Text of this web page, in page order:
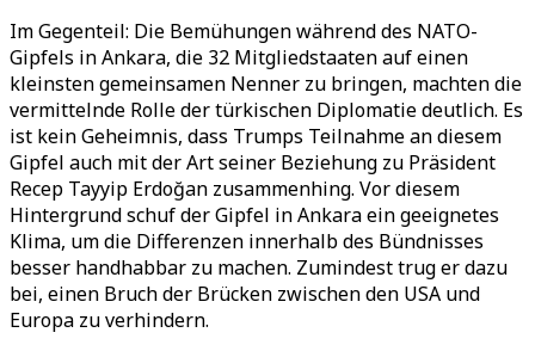
Im Gegenteil: Die Bemühungen während des NATO-
Gipfels in Ankara, die 32 Mitgliedstaaten auf einen
kleinsten gemeinsamen Nenner zu bringen, machten die
vermittelnde Rolle der türkischen Diplomatie deutlich. Es
ist kein Geheimnis, dass Trumps Teilnahme an diesem
Gipfel auch mit der Art seiner Beziehung zu Präsident
Recep Tayyip Erdoğan zusammenhing. Vor diesem
Hintergrund schuf der Gipfel in Ankara ein geeignetes
Klima, um die Differenzen innerhalb des Bündnisses
besser handhabbar zu machen. Zumindest trug er dazu
bei, einen Bruch der Brücken zwischen den USA und
Europa zu verhindern.